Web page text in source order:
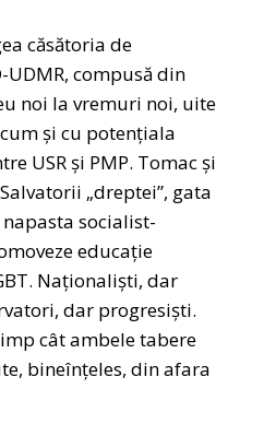
căsătoria de
UDMR, compusă din
noi la vremuri noi, uite
și cu potențiala
USR și PMP. Tomac și
„dreptei”, gata
socialist-
educație
Naționaliști, dar
dar progresiști.
cât ambele tabere
bineînțeles, din afara